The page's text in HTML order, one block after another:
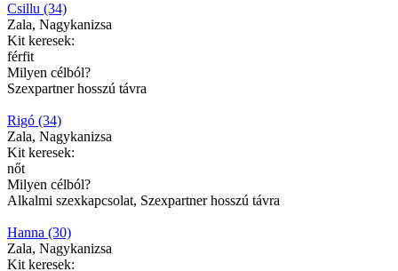
Csillu (34)
Zala, Nagykanizsa
Kit keresek:
férfit
Milyen célból?
Szexpartner hosszú távra
Rigó (34)
Zala, Nagykanizsa
Kit keresek:
nőt
Milyen célból?
Alkalmi szexkapcsolat, Szexpartner hosszú távra
Hanna (30)
Zala, Nagykanizsa
Kit keresek: